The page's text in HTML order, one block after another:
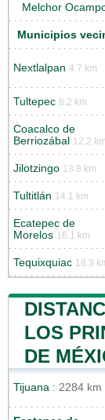
Melchor
Municipios
Nextlalpan 4.7 km
Tultepec 8.2 km
Coacalco de
Berriozábal 12.2 km
Jilotzingo 13.8 km
Tultitlán 14.1 km
Ecatepec de
Morelos 16.1 km
Tequixquiac 18.3
LOS
DE
Tijuana : 2284 km